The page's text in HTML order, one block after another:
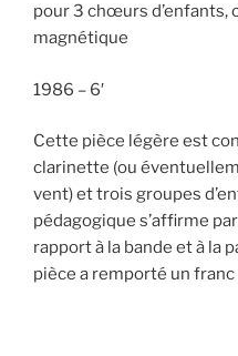
pour 3 chœurs d’enfants,
magnétique
1986 – 6′
Cette pièce légère est
clarinette (ou
vent) et trois groupes
pédagogique s’affirme
rapport à la bande et à la
pièce a remporté un